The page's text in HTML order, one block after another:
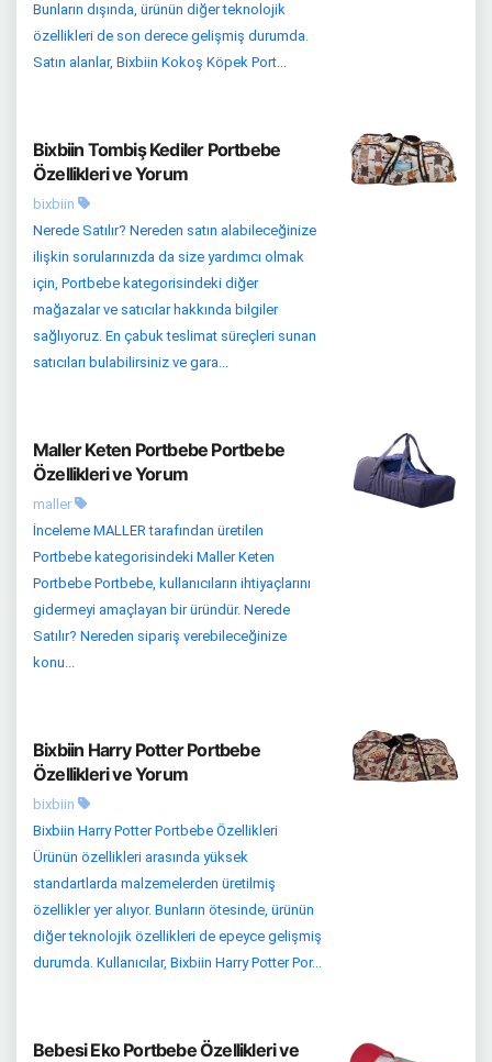
Bunların dışında, ürünün diğer teknolojik
özellikleri de son derece gelişmiş durumda.
Satın alanlar, Bixbiin Kokoş Köpek Port...
Bixbiin Tombiş Kediler Portbebe
Özellikleri ve Yorum
bixbiin
Nerede Satılır? Nereden satın alabileceğinize
ilişkin sorularınızda da size yardımcı olmak
için, Portbebe kategorisindeki diğer
mağazalar ve satıcılar hakkında bilgiler
sağlıyoruz. En çabuk teslimat süreçleri sunan
satıcıları bulabilirsiniz ve gara...
Maller Keten Portbebe Portbebe
Özellikleri ve Yorum
maller
İnceleme MALLER tarafından üretilen
Portbebe kategorisindeki Maller Keten
Portbebe Portbebe, kullanıcıların ihtiyaçlarını
gidermeyi amaçlayan bir üründür. Nerede
Satılır? Nereden sipariş verebileceğinize
konu...
Bixbiin Harry Potter Portbebe
Özellikleri ve Yorum
bixbiin
Bixbiin Harry Potter Portbebe Özellikleri
Ürünün özellikleri arasında yüksek
standartlarda malzemelerden üretilmiş
özellikler yer alıyor. Bunların ötesinde, ürünün
diğer teknolojik özellikleri de epeyce gelişmiş
durumda. Kullanıcılar, Bixbiin Harry Potter Por...
Bebesi Eko Portbebe Özellikleri ve